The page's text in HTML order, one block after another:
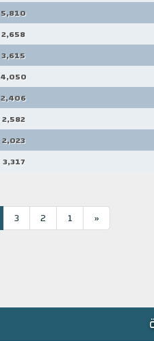
5,810
2,658
3,615
4,050
2,406
2,582
2,023
3,317
«
1
2
3